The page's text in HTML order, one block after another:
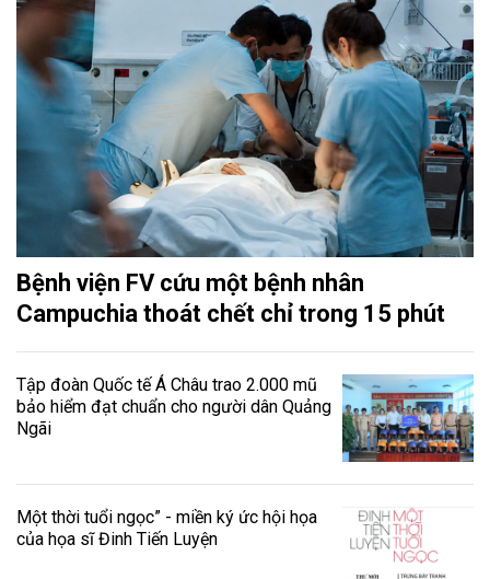
Bệnh viện FV cứu một bệnh nhân
Campuchia thoát chết chỉ trong 15 phút
Tập đoàn Quốc tế Á Châu trao 2.000 mũ
bảo hiểm đạt chuẩn cho người dân Quảng
Ngãi
Một thời tuổi ngọc” - miền ký ức hội họa
của họa sĩ Đinh Tiến Luyện